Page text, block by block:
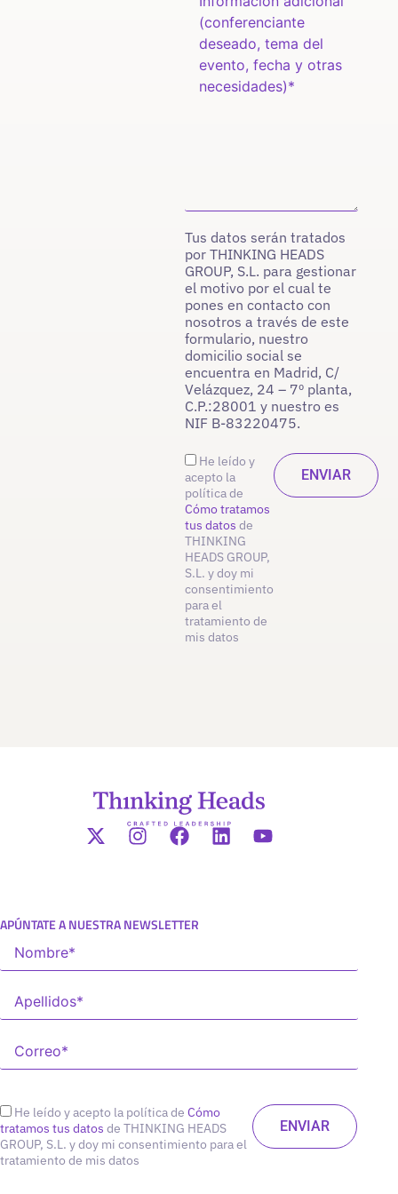
Tus datos serán tratados
por THINKING HEADS
GROUP, S.L. para gestionar
el motivo por el cual te
pones en contacto con
nosotros a través de este
formulario, nuestro
domicilio social se
encuentra en Madrid, C/
Velázquez, 24 – 7º planta,
C.P.:28001 y nuestro es
NIF B-83220475.
He leído y
acepto la
política de
Cómo tratamos
tus datos de
THINKING
HEADS GROUP,
S.L. y doy mi
consentimiento
para el
tratamiento de
mis datos
APÚNTATE A NUESTRA NEWSLETTER
He leído y acepto la política de Cómo
tratamos tus datos de THINKING HEADS
GROUP, S.L. y doy mi consentimiento para el
tratamiento de mis datos